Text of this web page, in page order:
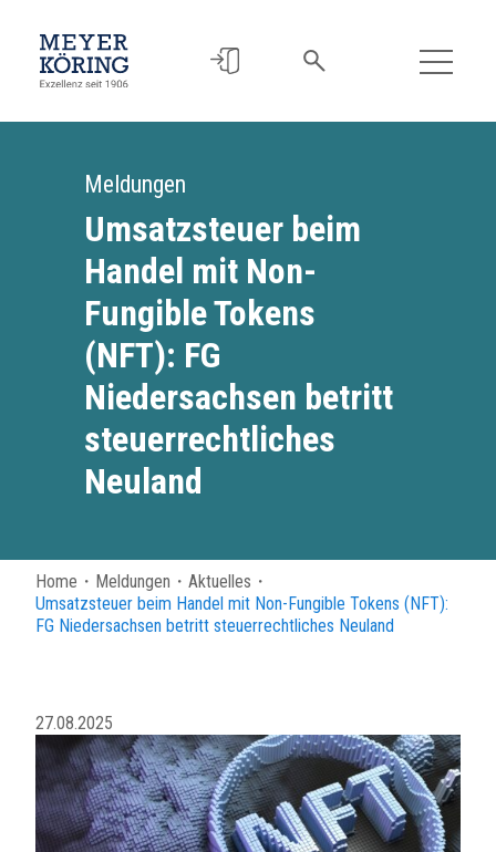
Meldungen
Umsatzsteuer beim
Handel mit Non-
Fungible Tokens
(NFT): FG
Niedersachsen betritt
steuerrechtliches
Neuland
Home ・ Meldungen ・ Aktuelles ・
Umsatzsteuer beim Handel mit Non-Fungible Tokens (NFT):
FG Niedersachsen betritt steuerrechtliches Neuland
27.08.2025